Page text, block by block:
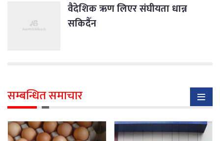
वैदेशिक ऋण लिएर संघीयता धान्न
सकिदैँन
सम्बन्धित समाचार